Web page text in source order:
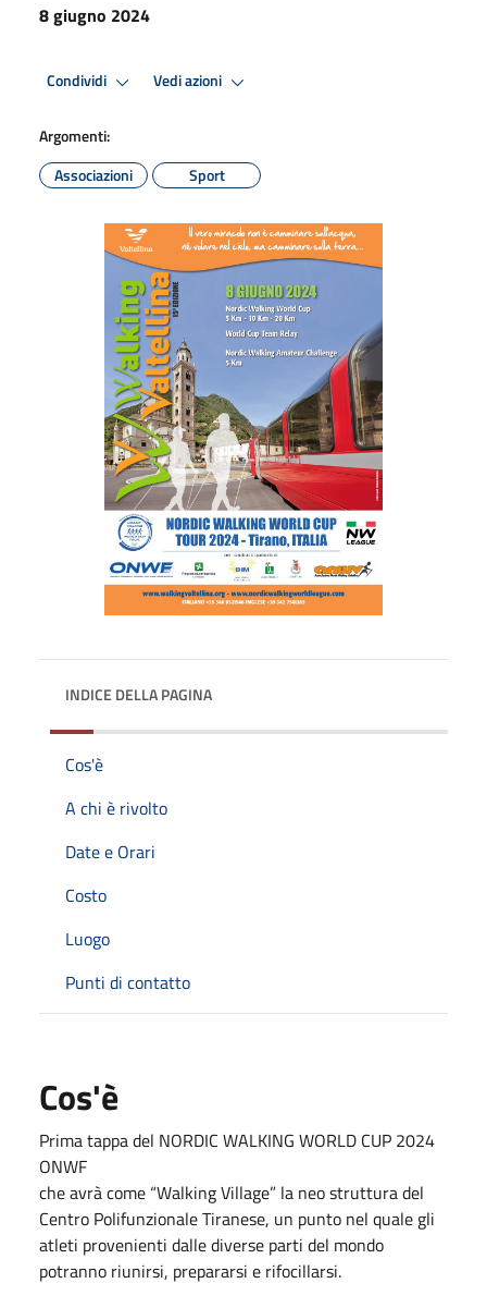
8 giugno 2024
Condividi Vedi azioni
Argomenti:
Associazioni
Sport
INDICE DELLA PAGINA
Cos'è
A chi è rivolto
Date e Orari
Costo
Luogo
Punti di contatto
Cos'è
Prima tappa del NORDIC WALKING WORLD CUP 2024
ONWF
che avrà come “Walking Village” la neo struttura del
Centro Polifunzionale Tiranese, un punto nel quale gli
atleti provenienti dalle diverse parti del mondo
potranno riunirsi, prepararsi e rifocillarsi.